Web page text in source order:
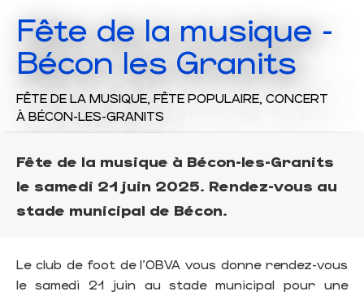
Fête de la musique -
Bécon les Granits
FÊTE DE LA MUSIQUE, FÊTE POPULAIRE, CONCERT
À BÉCON-LES-GRANITS
Fête de la musique à Bécon-les-Granits
le samedi 21 juin 2025. Rendez-vous au
stade municipal de Bécon.
Le club de foot de l’OBVA vous donne rendez-vous
le samedi 21 juin au stade municipal pour une